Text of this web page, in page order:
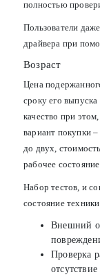
полностью
Пользователи
драйвера при
Возраст
Цена
сроку его
качество при
вариант покупки
до двух,
рабочее
Набор тестов, и
состояние
Внешний
Проверка